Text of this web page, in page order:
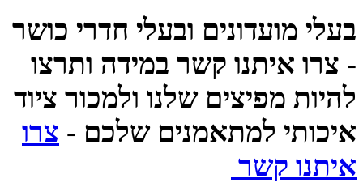
בעלי מועדונים ובעלי חדרי כושר
- צרו איתנו קשר במידה ותרצו
להיות מפיצים שלנו ולמכור ציוד
איכותי למתאמנים שלכם - צרו
איתנו קשר